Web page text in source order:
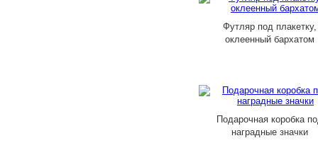
Футляр под плакетку,
оклеенный бархатом
Подарочная коробка
наградные значки